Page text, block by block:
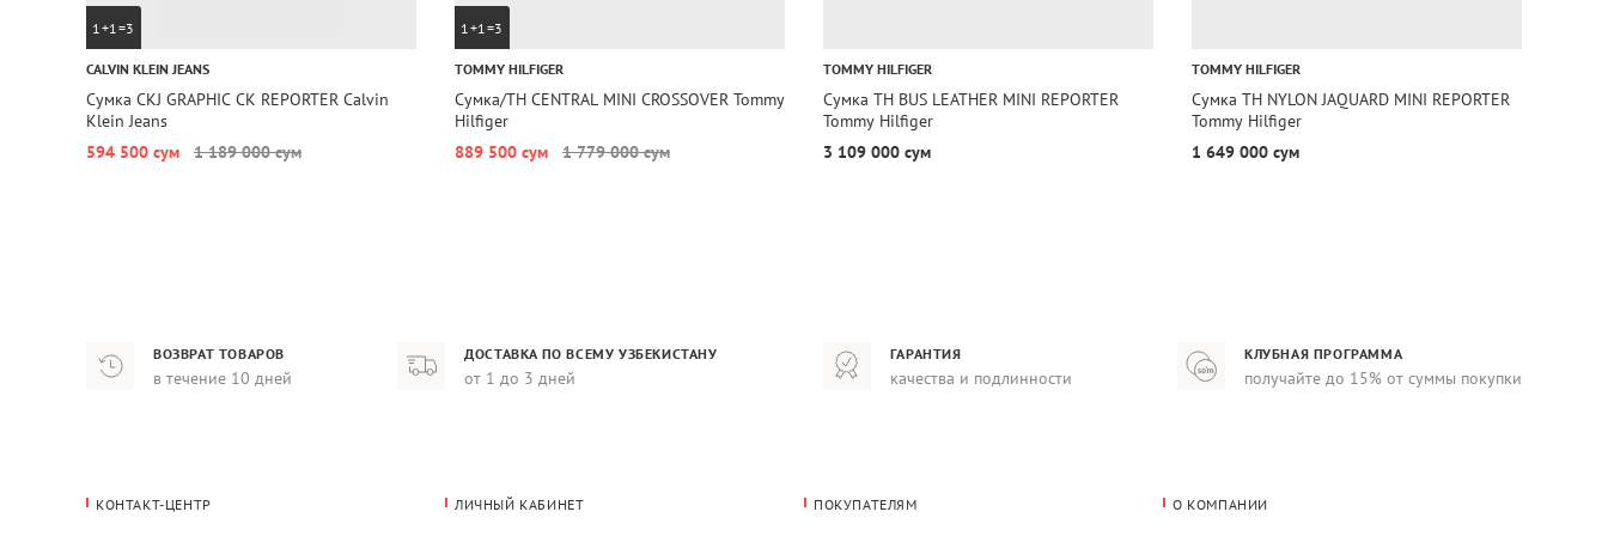
1+1=3
CALVIN KLEIN JEANS
Сумка CKJ GRAPHIC CK REPORTER Calvin
Klein Jeans
594 500 сум
1 189 000 сум
1+1=3
TOMMY HILFIGER
Сумка/TH CENTRAL MINI CROSSOVER Tommy
Hilfiger
889 500 сум
1 779 000 сум
TOMMY HILFIGER
Сумка TH BUS LEATHER MINI REPORTER
Tommy Hilfiger
3 109 000 сум
TOMMY HILFIGER
Сумка TH NYLON JAQUARD MINI REPORTER
Tommy Hilfiger
1 649 000 сум
ВОЗВРАТ ТОВАРОВ
в течение 10 дней
ДОСТАВКА ПО ВСЕМУ УЗБЕКИСТАНУ
от 1 до 3 дней
ГАРАНТИЯ
качества и подлинности
КЛУБНАЯ ПРОГРАММА
получайте до 15% от суммы покупки
КОНТАКТ-ЦЕНТР ЛИЧНЫЙ КАБИНЕТ ПОКУПАТЕЛЯМ О КОМПАНИИ